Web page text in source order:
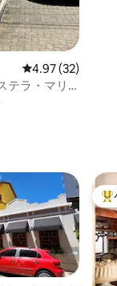
レビュー32件、5
4.97 (32)
テラ・マリ
。 大